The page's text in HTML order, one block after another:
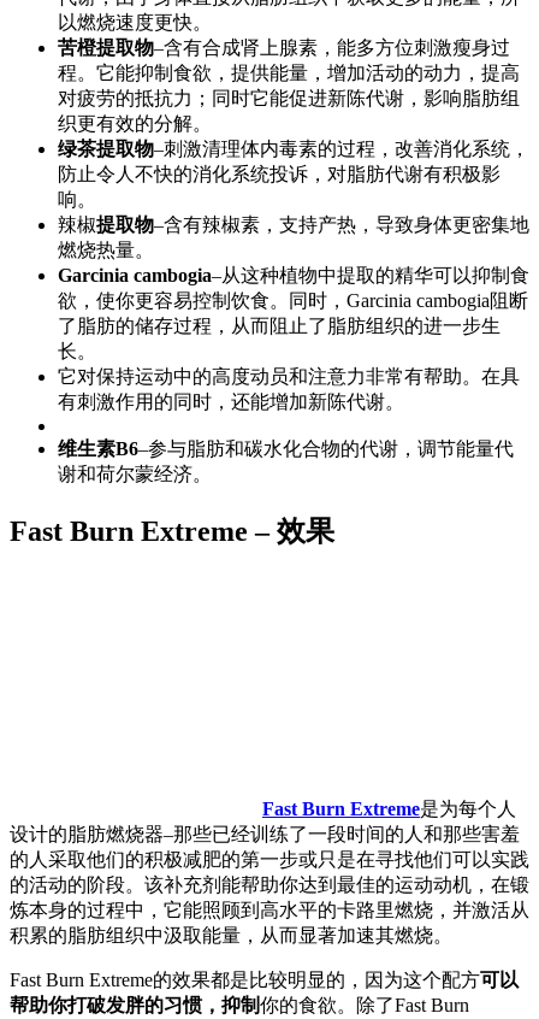
以燃烧速度更快。
苦橙提取物–含有合成肾上腺素，能多方位刺激瘦身过
程。它能抑制食欲，提供能量，增加活动的动力，提高
对疲劳的抵抗力；同时它能促进新陈代谢，影响脂肪组
织更有效的分解。
绿茶提取物–刺激清理体内毒素的过程，改善消化系统，
防止令人不快的消化系统投诉，对脂肪代谢有积极影
响。
辣椒提取物–含有辣椒素，支持产热，导致身体更密集地
燃烧热量。
Garcinia cambogia–从这种植物中提取的精华可以抑制食
欲，使你更容易控制饮食。同时，Garcinia cambogia阻断
了脂肪的储存过程，从而阻止了脂肪组织的进一步生
长。
它对保持运动中的高度动员和注意力非常有帮助。在具
有刺激作用的同时，还能增加新陈代谢。
维生素B6–参与脂肪和碳水化合物的代谢，调节能量代
谢和荷尔蒙经济。
Fast Burn Extreme – 效果
Fast Burn Extreme是为每个人
设计的脂肪燃烧器–那些已经训练了一段时间的人和那些害羞
的人采取他们的积极减肥的第一步或只是在寻找他们可以实践
的活动的阶段。该补充剂能帮助你达到最佳的运动动机，在锻
炼本身的过程中，它能照顾到高水平的卡路里燃烧，并激活从
积累的脂肪组织中汲取能量，从而显著加速其燃烧。
Fast Burn Extreme的效果都是比较明显的，因为这个配方可以
帮助你打破发胖的习惯，抑制你的食欲。除了Fast Burn